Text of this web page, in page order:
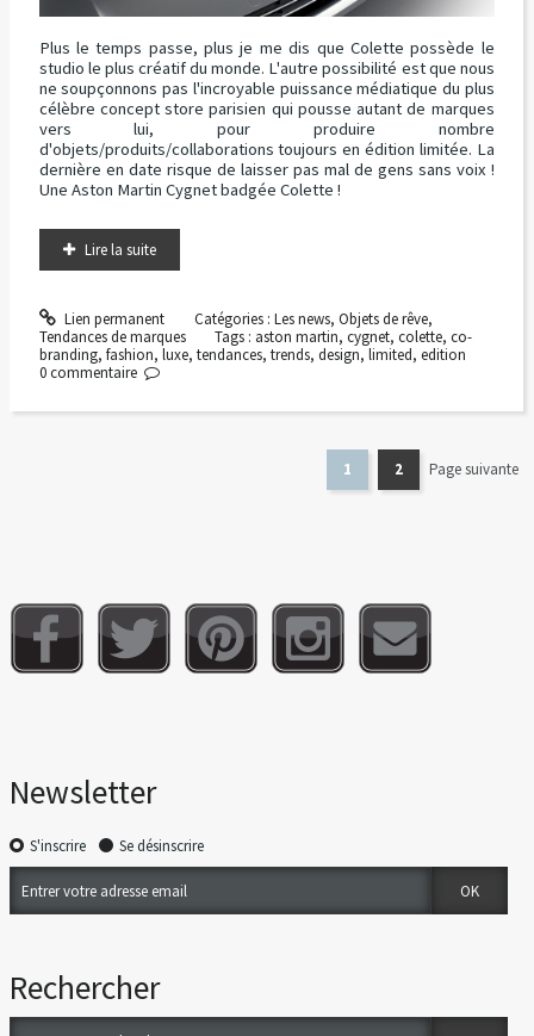
Plus le temps passe, plus je me dis que Colette possède le
studio le plus créatif du monde. L'autre possibilité est que nous
ne soupçonnons pas l'incroyable puissance médiatique du plus
célèbre concept store parisien qui pousse autant de marques
vers lui, pour produire nombre
d'objets/produits/collaborations toujours en édition limitée. La
dernière en date risque de laisser pas mal de gens sans voix !
Une Aston Martin Cygnet badgée Colette !
Lire la suite
Lien permanent Catégories : Les news, Objets de rêve,
Tendances de marques
Tags : aston martin,cygnet,colette,co-
branding, fashion, luxe, tendances, trends, design, limited, edition
0 commentaire
1 2 Page suivante
Newsletter
S'inscrire Se désinscrire
Rechercher